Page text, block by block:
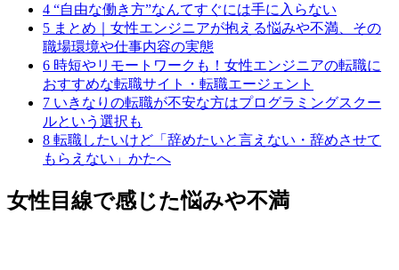
4 “自由な働き方”なんてすぐには手に入らない
5 まとめ｜女性エンジニアが抱える悩みや不満、その
職場環境や仕事内容の実態
6 時短やリモートワークも！女性エンジニアの転職に
おすすめな転職サイト・転職エージェント
7 いきなりの転職が不安な方はプログラミングスクー
ルという選択も
8 転職したいけど「辞めたいと言えない・辞めさせて
もらえない」かたへ
女性目線で感じた悩みや不満